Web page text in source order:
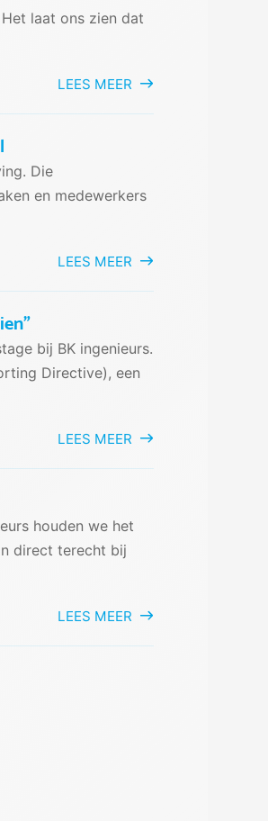
laat ons zien dat
LEES MEER
Die
en medewerkers
LEES MEER
bij BK ingenieurs.
Directive), een
LEES MEER
houden we het
direct terecht bij
LEES MEER